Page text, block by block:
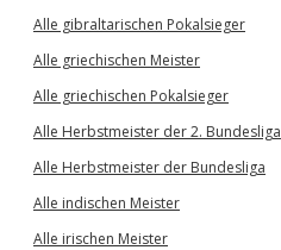
Alle gibraltarischen Pokalsieger
Alle griechischen Meister
Alle griechischen Pokalsieger
Alle Herbstmeister der 2. Bundesliga
Alle Herbstmeister der Bundesliga
Alle indischen Meister
Alle irischen Meister